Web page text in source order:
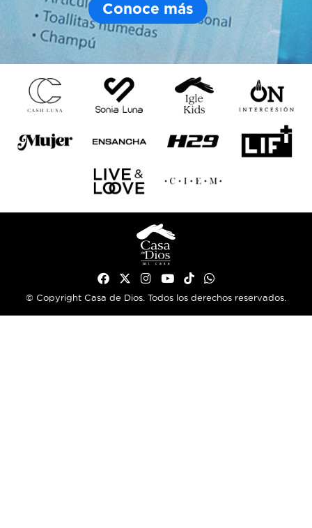
Conoce más
© Copyright Casa de Dios. Todos los derechos reservados.